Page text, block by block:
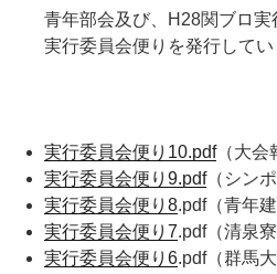
青年部会及び、H28関ブロ実
実行委員会便りを発行して
実行委員会便り10.pdf（大会
実行委員会便り9.pdf（シン
実行委員会便り8.pdf（青年
実行委員会便り7.pdf（清泉
実行委員会便り6.pdf（群馬大